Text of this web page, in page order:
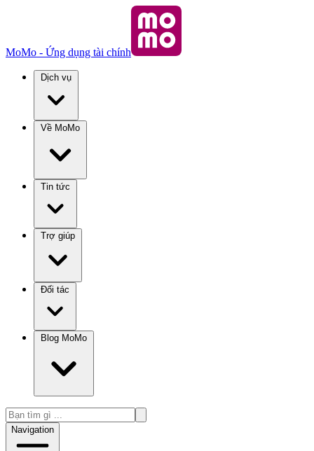
MoMo - Ứng dụng tài chính
Dịch vụ
Về MoMo
Tin tức
Trợ giúp
Đối tác
Blog MoMo
Navigation